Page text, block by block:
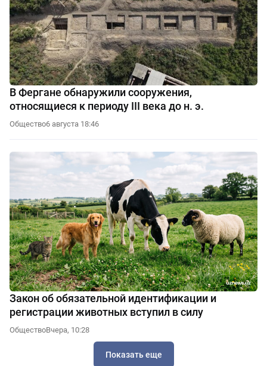
В Фергане обнаружили сооружения,
относящиеся к периоду III века до н. э.
Общество6 августа 18:46
Закон об обязательной идентификации и
регистрации животных вступил в силу
ОбществоВчера, 10:28
Показать еще